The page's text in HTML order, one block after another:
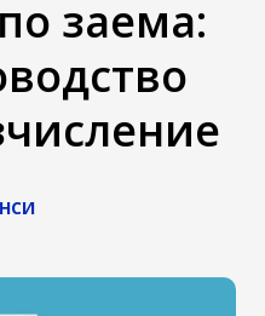
заема: